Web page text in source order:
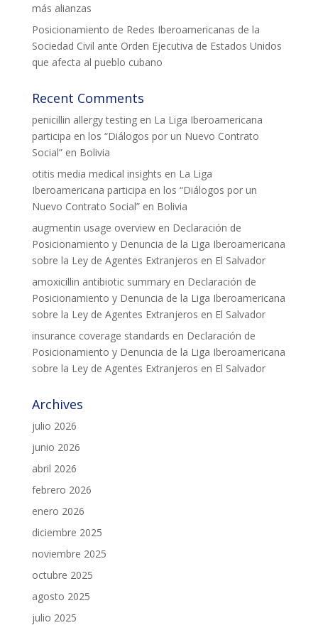
más alianzas
Posicionamiento de Redes Iberoamericanas de la
Sociedad Civil ante Orden Ejecutiva de Estados Unidos
que afecta al pueblo cubano
Recent Comments
penicillin allergy testingen La Liga Iberoamericana
participa en los “Diálogos por un Nuevo Contrato
Social” en Bolivia
otitis media medical insights en La Liga
Iberoamericana participa en los “Diálogos por un
Nuevo Contrato Social” en Bolivia
augmentin usage overviewen Declaración de
Posicionamiento y Denuncia de la Liga Iberoamericana
sobre la Ley de Agentes Extranjeros en El Salvador
amoxicillin antibiotic summaryen Declaración de
Posicionamiento y Denuncia de la Liga Iberoamericana
sobre la Ley de Agentes Extranjeros en El Salvador
insurance coverage standards en Declaración de
Posicionamiento y Denuncia de la Liga Iberoamericana
sobre la Ley de Agentes Extranjeros en El Salvador
Archives
julio 2026
junio 2026
abril 2026
febrero 2026
enero 2026
diciembre 2025
noviembre 2025
octubre 2025
agosto 2025
julio 2025